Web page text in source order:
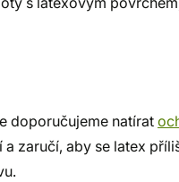
doporučujeme natírat
zaručí, aby se latex